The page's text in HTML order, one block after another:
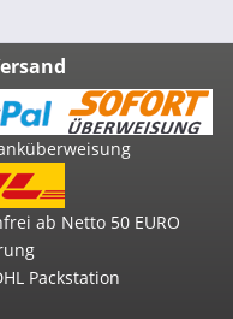
ab Netto 50 EURO
Packstation